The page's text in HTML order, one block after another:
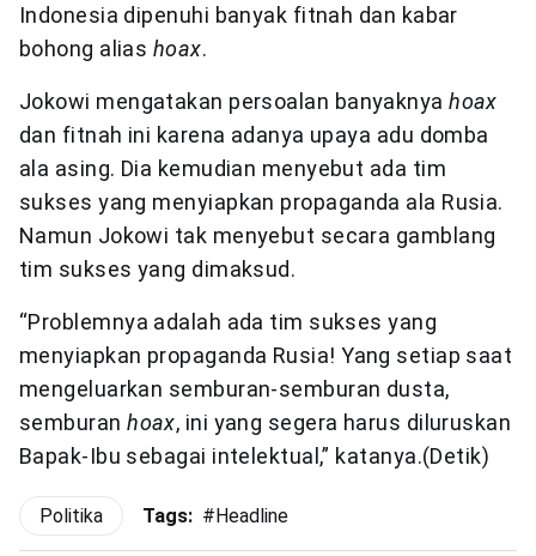
Indonesia dipenuhi banyak fitnah dan kabar
bohong alias hoax.
Jokowi mengatakan persoalan banyaknyahoax
dan fitnah ini karena adanya upaya adu domba
ala asing. Dia kemudian menyebut ada tim
sukses yang menyiapkan propaganda ala Rusia.
Namun Jokowi tak menyebut secara gamblang
tim sukses yang dimaksud.
“Problemnya adalah ada tim sukses yang
menyiapkan propaganda Rusia! Yang setiap saat
mengeluarkan semburan-semburan dusta,
semburanhoax, ini yang segera harus diluruskan
Bapak-Ibu sebagai intelektual,” katanya.(Detik)
Politika Tags: #Headline